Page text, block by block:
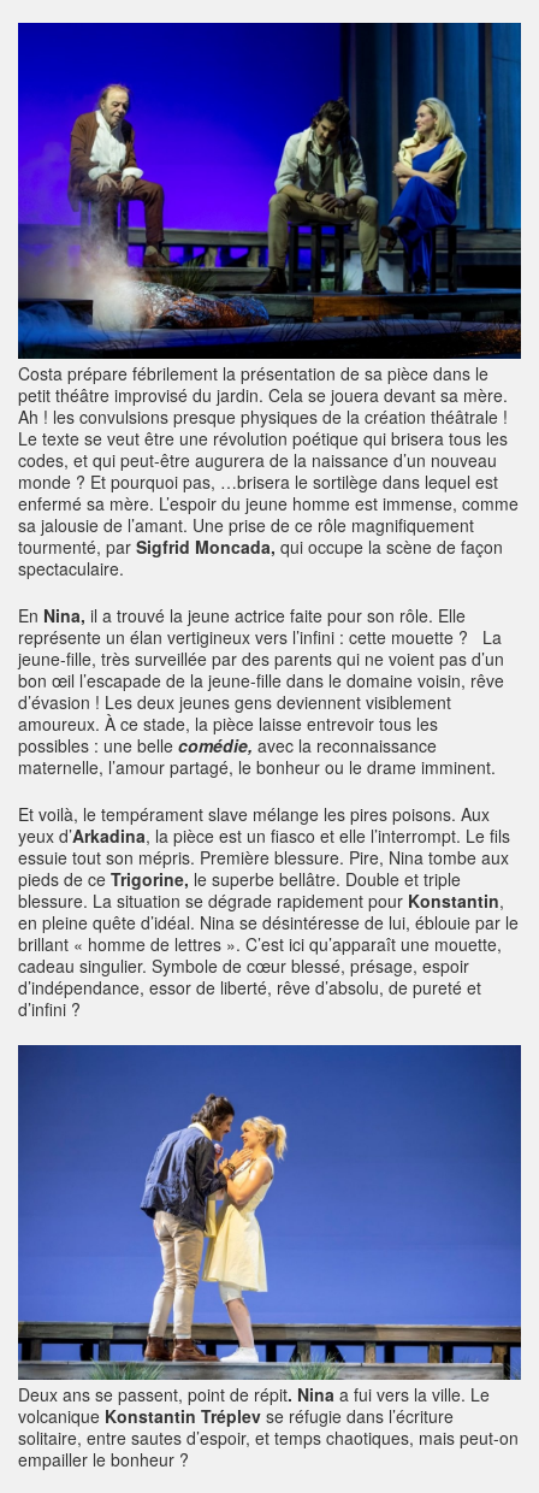
Costa prépare fébrilement la présentation de sa pièce dans le
petit théâtre improvisé du jardin. Cela se jouera devant sa mère.
Ah ! les convulsions presque physiques de la création théâtrale !
Le texte se veut être une révolution poétique qui brisera tous les
codes, et qui peut-être augurera de la naissance d’un nouveau
monde ? Et pourquoi pas, …brisera le sortilège dans lequel est
enfermé sa mère. L’espoir du jeune homme est immense, comme
sa jalousie de l’amant. Une prise de ce rôle magnifiquement
tourmenté, par Sigfrid Moncada, qui occupe la scène de façon
spectaculaire.
En Nina, il a trouvé la jeune actrice faite pour son rôle. Elle
représente un élan vertigineux vers l’infini : cette mouette ? La
jeune-fille, très surveillée par des parents qui ne voient pas d’un
bon œil l’escapade de la jeune-fille dans le domaine voisin, rêve
d’évasion ! Les deux jeunes gens deviennent visiblement
amoureux. À ce stade, la pièce laisse entrevoir tous les
possibles : une belle comédie, avec la reconnaissance
maternelle, l’amour partagé, le bonheur ou le drame imminent.
Et voilà, le tempérament slave mélange les pires poisons. Aux
yeux d’Arkadina, la pièce est un fiasco et elle l’interrompt. Le fils
essuie tout son mépris. Première blessure. Pire, Nina tombe aux
pieds de ce Trigorine, le superbe bellâtre. Double et triple
blessure. La situation se dégrade rapidement pour Konstantin,
en pleine quête d’idéal. Nina se désintéresse de lui, éblouie par le
brillant « homme de lettres ». C’est ici qu’apparaît une mouette,
cadeau singulier. Symbole de cœur blessé, présage, espoir
d’indépendance, essor de liberté, rêve d’absolu, de pureté et
d’infini ?
Deux ans se passent, point de répit. Nina a fui vers la ville. Le
volcanique Konstantin Tréplev se réfugie dans l’écriture
solitaire, entre sautes d’espoir, et temps chaotiques, mais peut-on
empailler le bonheur ?